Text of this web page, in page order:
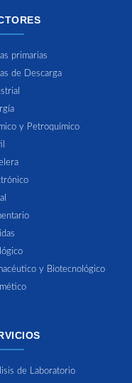
primarias
de Descarga
y Petroquímico
y Biotecnológico
de Laboratorio